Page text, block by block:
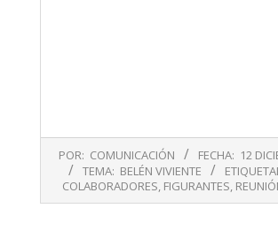
12-
POR: COMUNICACIÓN FECHA: 12
TEMA: BELÉN VIVIENTE
COLABORADORES, FIGURANTES,